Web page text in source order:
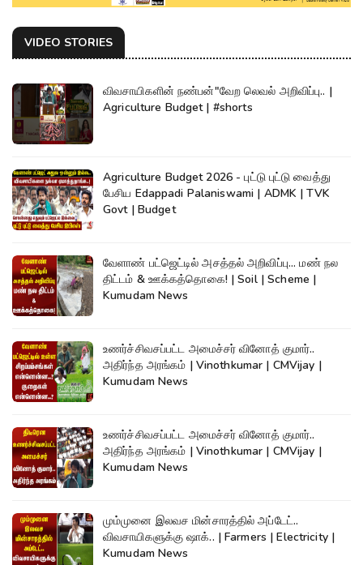
VIDEO STORIES
விவசாயிகளின் நண்பன்"வேற லெவல் அறிவிப்பு.. |
Agriculture Budget | #shorts
Agriculture Budget 2026 - புட்டு புட்டு வைத்து
பேசிய Edappadi Palaniswami | ADMK | TVK
Govt | Budget
வேளாண் பட்ஜெட்டில் அசத்தல் அறிவிப்பு... மண் நல
திட்டம் & ஊக்கத்தொகை! | Soil | Scheme |
Kumudam News
உணர்ச்சிவசப்பட்ட அமைச்சர் வினோத் குமார்..
அதிர்ந்த அரங்கம் | Vinothkumar | CMVijay |
Kumudam News
உணர்ச்சிவசப்பட்ட அமைச்சர் வினோத் குமார்..
அதிர்ந்த அரங்கம் | Vinothkumar | CMVijay |
Kumudam News
மும்முனை இலவச மின்சாரத்தில் அப்டேட்..
விவசாயிகளுக்கு ஷாக்.. | Farmers | Electricity |
Kumudam News